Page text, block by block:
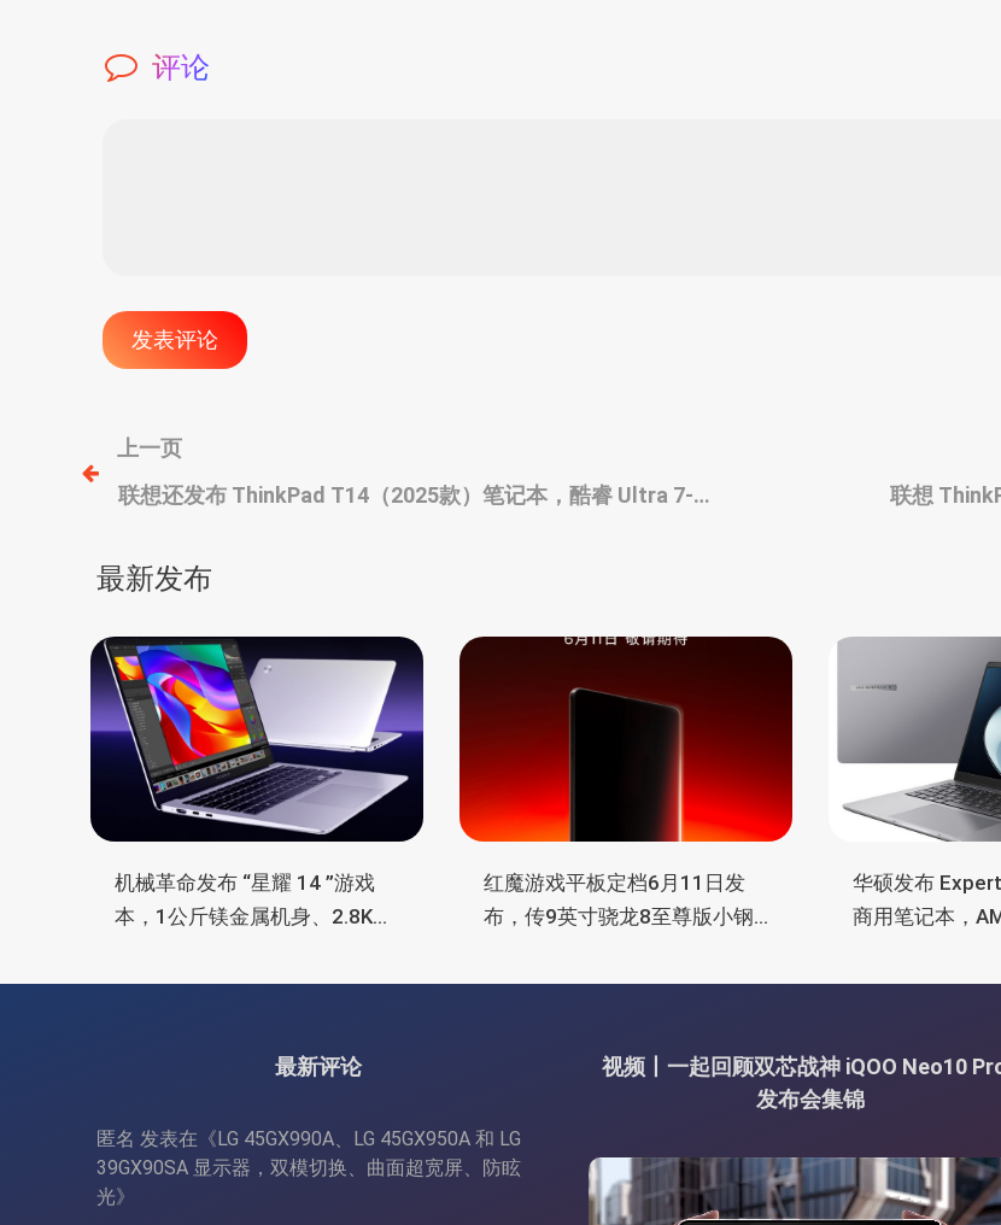
评论
文
章
导
上一页
联想还发布 ThinkPad T14（2025款）笔记本，酷睿 Ultra 7-
联想
最新发布
机械革命发布 “星耀 14 ”游戏
本，1公斤镁金属机身、2.8K
长续航
红魔游戏平板定档6月11日发
布，传9英寸骁龙8至尊版小钢
华硕发布
商用笔记本，
最新评论
匿名 发表在《 LG 45GX990A、LG 45GX950A 和 LG
39GX90SA 显示器，双模切换、曲面超宽屏、防眩
光》
视频丨一起回顾双芯战神 iQOO Neo10
发布会集锦
视
频